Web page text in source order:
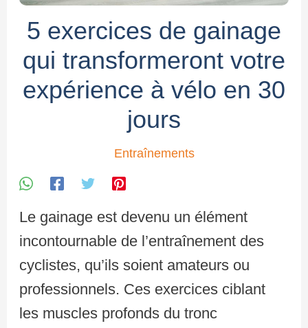
5 exercices de gainage
qui transformeront votre
expérience à vélo en 30
jours
Entraînements
Le gainage est devenu un élément
incontournable de l’entraînement des
cyclistes, qu’ils soient amateurs ou
professionnels. Ces exercices ciblant
les muscles profonds du tronc